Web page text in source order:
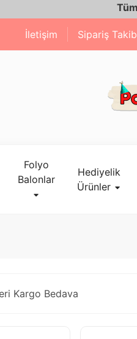
Tüm
İletişim Sipariş
Folyo
Balonlar
Hediyelik
Ürünler
Kargo Bedava